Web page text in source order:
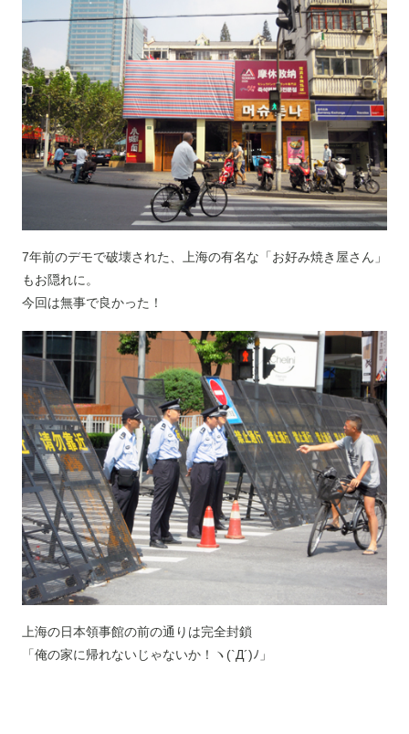
7年前のデモで破壊された、上海の有名な「お好み焼き屋さん」
もお隠れに。
今回は無事で良かった！
上海の日本領事館の前の通りは完全封鎖
「俺の家に帰れないじゃないか！ヽ(`Д´)ﾉ」